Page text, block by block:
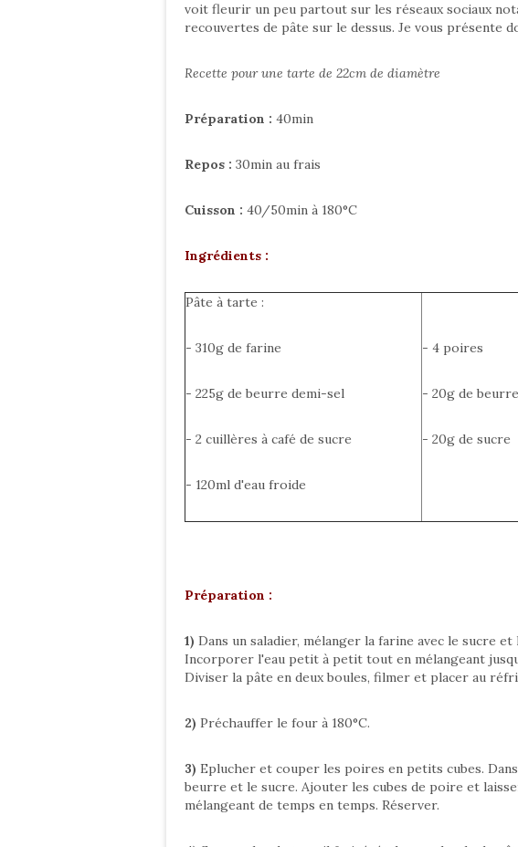
voit fleurir un peu partout sur les réseaux sociaux
recouvertes de pâte sur le dessus. Je vous présente
Recette pour une tarte de 22cm de diamètre
Préparation : 40min
Repos : 30min au frais
Cuisson : 40/50min à 180°C
Ingrédients :
Pâte à tarte :
- 310g de farine
- 225g de beurre demi-sel
- 2 cuillères à café de sucre
- 120ml d'eau froide
- 4 poires
- 20g de
- 20g de sucre
Préparation :
1) Dans un saladier, mélanger la farine avec le sucre
Incorporer l'eau petit à petit tout en mélangeant
Diviser la pâte en deux boules, filmer et placer au
2) Préchauffer le four à 180°C.
3) Eplucher et couper les poires en petits cubes.
beurre et le sucre. Ajouter les cubes de poire et
mélangeant de temps en temps. Réserver.